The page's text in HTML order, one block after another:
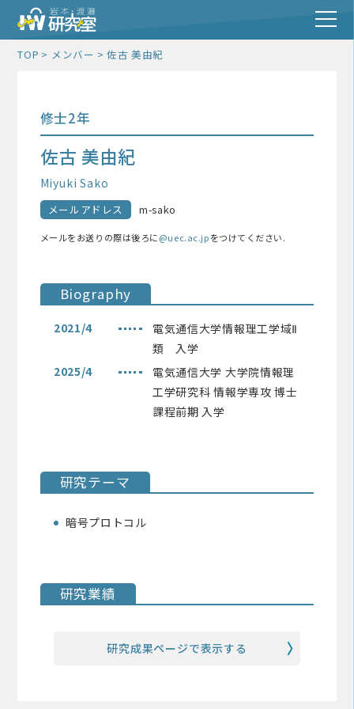
TOP メンバー 佐古 美由紀
修士2年
佐古 美由紀
Miyuki Sako
メールアドレス m-sako
メールをお送りの際は後ろに@uec.ac.jpをつけてください.
Biography
2021/4
電気通信大学情報理工学域Ⅱ
類 入学
2025/4
電気通信大学 大学院情報理
工学研究科 情報学専攻 博士
課程前期 入学
研究テーマ
暗号プロトコル
研究業績
研究成果ページで表示する